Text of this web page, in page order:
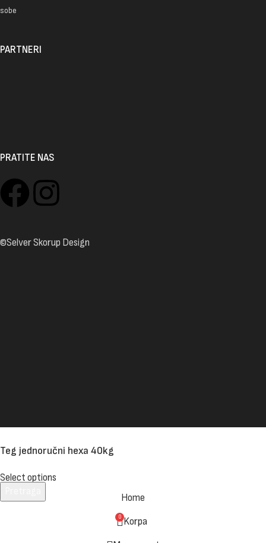
sobe
PARTNERI
PRATITE NAS
©Selver Skorup Design
Teg jednoručni hexa 40kg
Select options
Home
0 Korpa